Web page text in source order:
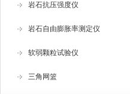
岩石抗压强度仪
岩石自由膨胀率测定仪
软弱颗粒试验仪
三角网篮